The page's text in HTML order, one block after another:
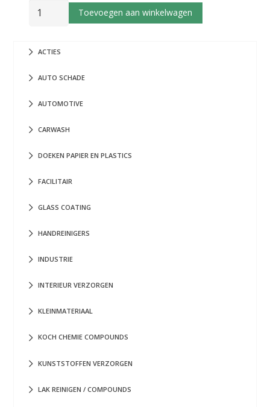
ACTIES
AUTO SCHADE
AUTOMOTIVE
CARWASH
DOEKEN PAPIER EN PLASTICS
FACILITAIR
GLASS COATING
HANDREINIGERS
INDUSTRIE
INTERIEUR VERZORGEN
KLEINMATERIAAL
KOCH CHEMIE COMPOUNDS
KUNSTSTOFFEN VERZORGEN
LAK REINIGEN / COMPOUNDS
SIPHON
Toevoegen aan winkelwagen